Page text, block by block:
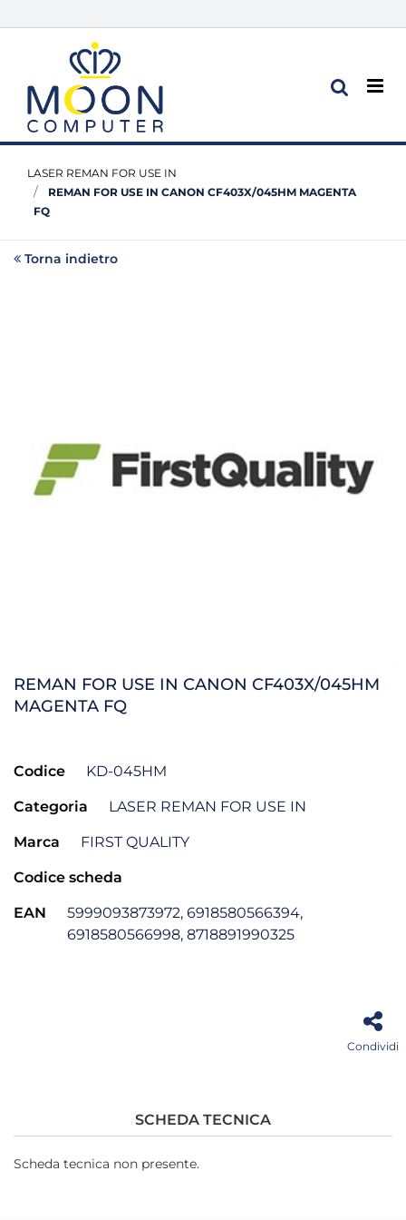
LASER REMAN FOR USE IN
REMAN FOR USE IN CANON CF403X/045HM MAGENTA
FQ
Torna indietro
REMAN FOR USE IN CANON CF403X/045HM
MAGENTA FQ
Codice KD-045HM
Categoria LASER REMAN FOR USE IN
Marca FIRST QUALITY
Codice scheda
EAN
5999093873972, 6918580566394,
6918580566998, 8718891990325
Condividi
SCHEDA TECNICA
Scheda tecnica non presente.